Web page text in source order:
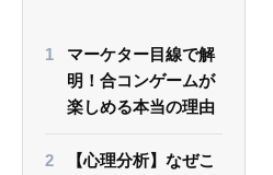
マーケター目線で解
明！合コンゲームが
楽しめる本当の理由
【心理分析】なぜこ